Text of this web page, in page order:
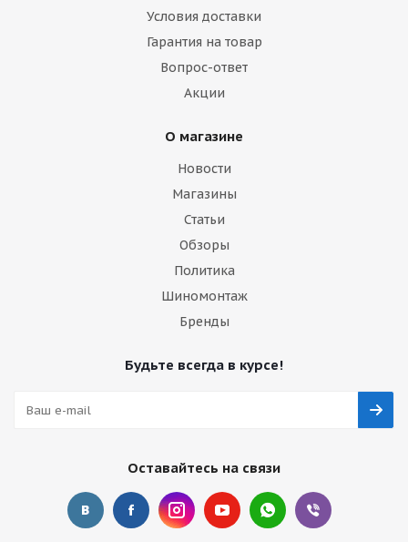
Условия доставки
Гарантия на товар
Вопрос-ответ
Акции
О магазине
Новости
Магазины
Статьи
Обзоры
Политика
Шиномонтаж
Бренды
Будьте всегда в курсе!
Оставайтесь на связи